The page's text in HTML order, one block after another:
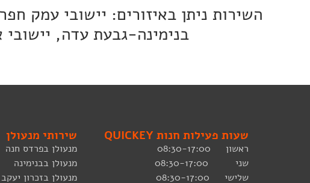
השירות ניתן באיזורים: יישובי עמק
בנימינה-גבעת עדה, יישובי
שעות פעילות חנות QUICKEY
ראשון 08:30-17:00
שני 08:30-17:00
שלישי 08:30-17:00
שירותי מנעולן
מנעולן בפרדס חנה
מנעולן בבנימינה
מנעולן בזכרון יעקב